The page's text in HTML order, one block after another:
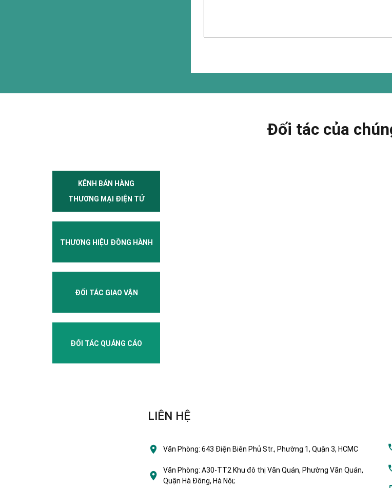
Đối tác của
KÊNH BÁN HÀNG
THƯƠNG MẠI ĐIỆN TỬ
THƯƠNG HIỆU ĐỒNG HÀNH
ĐỐI TÁC GIAO VẬN
ĐỐI TÁC QUẢNG CÁO
LIÊN HỆ
Văn Phòng: 643 Điện Biên Phủ Str., Phường 1, Quận 3, HCMC
Văn Phòng: A30-TT2 Khu đô thị Văn Quán, Phường Văn Quán,
Quận Hà Đông, Hà Nội;